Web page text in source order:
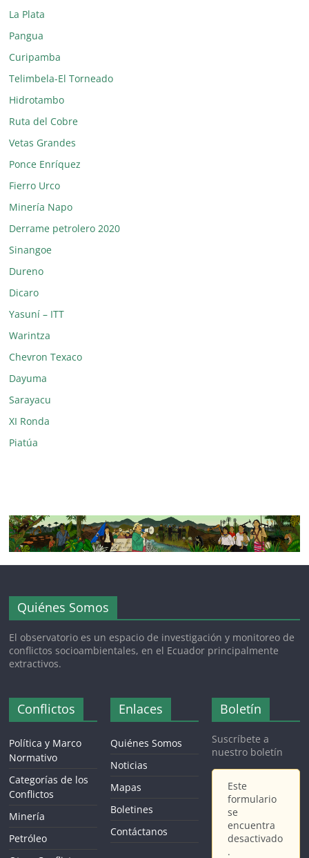
La Plata
Pangua
Curipamba
Telimbela-El Torneado
Hidrotambo
Ruta del Cobre
Vetas Grandes
Ponce Enríquez
Fierro Urco
Minería Napo
Derrame petrolero 2020
Sinangoe
Dureno
Dicaro
Yasuní – ITT
Warintza
Chevron Texaco
Dayuma
Sarayacu
XI Ronda
Piatúa
Quiénes Somos
El observatorio es un espacio de investigación y monitoreo de
conflictos socioambientales, en el Ecuador principalmente
extractivos.
Conflictos
Política y Marco
Normativo
Categorías de los
Conflictos
Minería
Petróleo
Enlaces
Quiénes Somos
Noticias
Mapas
Boletines
Contáctanos
Boletín
Suscríbete a
nuestro boletín
Este
formulario
se
encuentra
desactivado
.